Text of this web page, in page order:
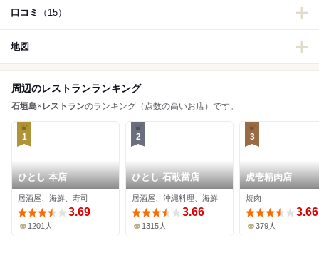
口コミ （15）
地図
周辺のレストランランキング
石垣島× レストランのランキング（点数の高いお店）です。
1
ひとし 本店
居酒屋、海鮮、寿司
3.69
1201人
2
ひとし 石敢當店
居酒屋、沖縄料理、海鮮
3.66
1315人
3
虎壱精肉店
焼肉
3.66
379人